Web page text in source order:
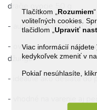
Tlačítkom „ Rozumiem
voliteľných cookies.
tlačidlom „Upraviť
Viac informácií nájdete
kedykoľvek zmeniť v
Pokiaľ nesúhlasíte,
dračie ovocie 50 g
- autentická vôňa aj chuť
- ovocie, ktoré dozrelo
džungli
- ideálne ako desiata do
- vhodné na varenie aj